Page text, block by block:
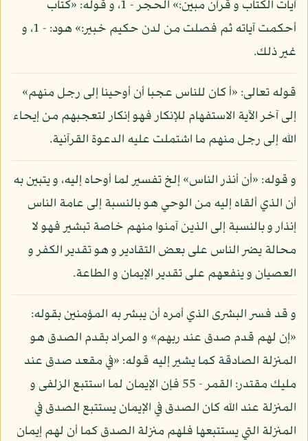
آيات الكتاب و قرآن مبين:» الحجر - 1، و قوله: «كتاب
أحكمت آياته ثم فصلت من لدن حكيم خبير:» هود: - 1، و
غير ذلك.
قوله تعالى: «أ كان للناس عجبا أن أوحينا إلى رجل منهم»
إلى آخر الآية الاستفهام للإنكار فهو إنكار لتعجبهم من إيحاء
الله إلى رجل منهم ما اشتملت عليه الدعوة القرآنية.
و قوله: «أن أنذر الناس» إلخ تفسير لما أوحاه إليه، و يتبين به
أن الذي ألقاه إليه من الوحي هو بالنسبة إلى عامة الناس
إنذار و بالنسبة إلى الذين آمنوا منهم خاصة تبشير فهو لا
محالة يضر الناس على بعض التقادير و هو تقدير الكفر و
العصيان و ينفعهم على تقدير الإيمان و الطاعة.
و قد فسر البشرى الذي أمره أن يبشر به المؤمنين بقوله:
«إن لهم قدم صدق عند ربهم» و المراد بقدم الصدق هو
المنزلة الصادقة كما يشير إليه قوله: «في مقعد صدق عند
مليك مقتدر: القمر - 55 فإن الإيمان لما استتبع الزلفى و
المنزلة عند الله كان الصدق في الإيمان يستتبع الصدق في
المنزلة التي يستتبعها فلهم منزلة الصدق كما أن لهم إيمان